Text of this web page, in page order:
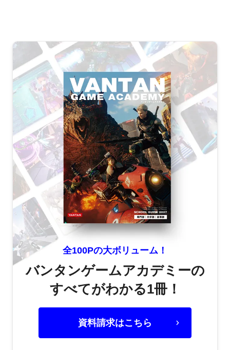
全100Pの大ボリューム！
バンタンゲームアカデミーの
すべてがわかる1冊！
資料請求はこちら